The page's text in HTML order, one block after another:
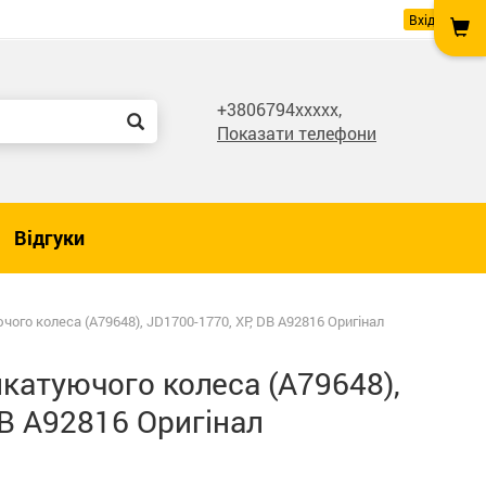
Вхід
+3806794xxxxx,
Показати телефони
Відгуки
колеса (A79648), JD1700-1770, XP, DB A92816 Оригінал
колеса (A79648),
A92816 Оригінал